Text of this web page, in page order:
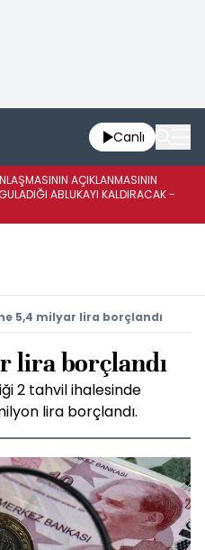
Canlı
AÇIKLANMASININ
ABLUKAYI KALDIRACAK -
5,4 milyar lira borçlandı
lira borçlandı
2 tahvil ihalesinde
lira borçlandı.